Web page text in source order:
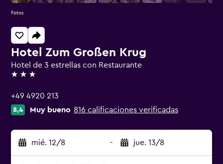
Hotel Zum Großen Krug
Hotel de 3 estrellas con Restaurante
3 estrellas
+49 4920 213
8,4 Muy bueno 816 calificaciones verificadas
mié. 12/8 - jue. 13/8
Fotos